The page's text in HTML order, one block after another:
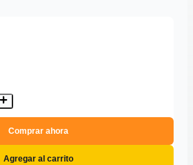
Comprar ahora
Agregar al carrito